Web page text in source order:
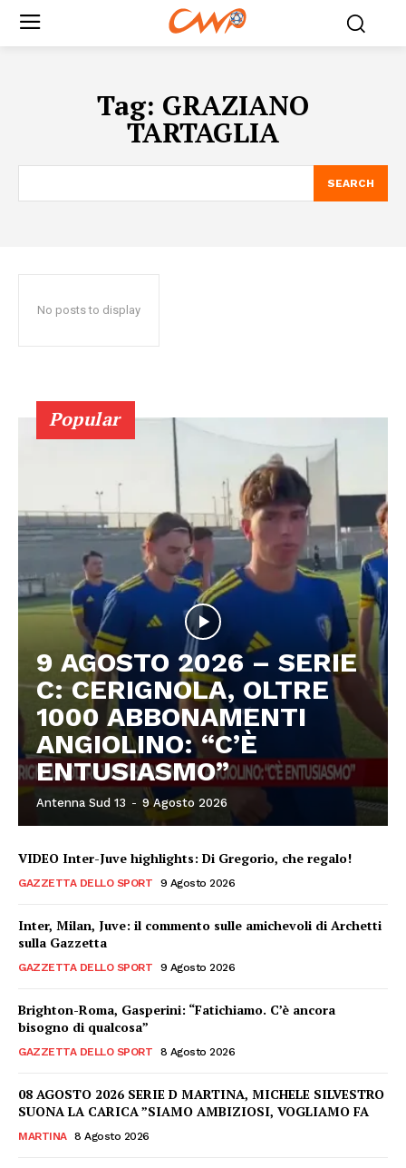
Tag: GRAZIANO
TARTAGLIA
SEARCH
No posts to display
Popular
9 AGOSTO 2026 – SERIE
C: CERIGNOLA, OLTRE
1000 ABBONAMENTI
ANGIOLINO: “C’È
ENTUSIASMO”
Antenna Sud 13 - 9 Agosto 2026
VIDEO Inter-Juve highlights: Di Gregorio, che regalo!
GAZZETTA DELLO SPORT 9 Agosto 2026
Inter, Milan, Juve: il commento sulle amichevoli di Archetti
sulla Gazzetta
GAZZETTA DELLO SPORT 9 Agosto 2026
Brighton-Roma, Gasperini: “Fatichiamo. C’è ancora
bisogno di qualcosa”
GAZZETTA DELLO SPORT 8 Agosto 2026
08 AGOSTO 2026 SERIE D MARTINA, MICHELE SILVESTRO
SUONA LA CARICA ”SIAMO AMBIZIOSI, VOGLIAMO FA
MARTINA 8 Agosto 2026